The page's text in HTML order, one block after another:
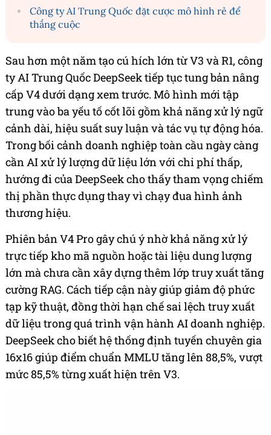
Công ty AI Trung Quốc đặt cược mô hình rẻ để
thắng cuộc
Sau hơn một năm tạo cú hích lớn từ V3 và R1, công
ty AI Trung Quốc DeepSeek tiếp tục tung bản nâng
cấp V4 dưới dạng xem trước. Mô hình mới tập
trung vào ba yếu tố cốt lõi gồm khả năng xử lý ngữ
cảnh dài, hiệu suất suy luận và tác vụ tự động hóa.
Trong bối cảnh doanh nghiệp toàn cầu ngày càng
cần AI xử lý lượng dữ liệu lớn với chi phí thấp,
hướng đi của DeepSeek cho thấy tham vọng chiếm
thị phần thực dụng thay vì chạy đua hình ảnh
thương hiệu.
Phiên bản V4 Pro gây chú ý nhờ khả năng xử lý
trực tiếp kho mã nguồn hoặc tài liệu dung lượng
lớn mà chưa cần xây dựng thêm lớp truy xuất tăng
cường RAG. Cách tiếp cận này giúp giảm độ phức
tạp kỹ thuật, đồng thời hạn chế sai lệch truy xuất
dữ liệu trong quá trình vận hành AI doanh nghiệp.
DeepSeek cho biết hệ thống định tuyến chuyên gia
16x16 giúp điểm chuẩn MMLU tăng lên 88,5%, vượt
mức 85,5% từng xuất hiện trên V3.